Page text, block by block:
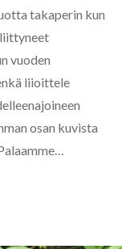
takaperin kun
vuoden
liioittele
osan kuvista